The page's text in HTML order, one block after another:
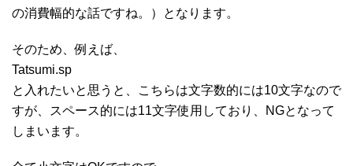
の消費幅的な話ですね。）となります。
そのため、例えば、
Tatsumi.sp
と入れたいと思うと、こちらは文字数的には10文字なので
すが、スペース的には11文字使用しており、NGとなって
しまいます。